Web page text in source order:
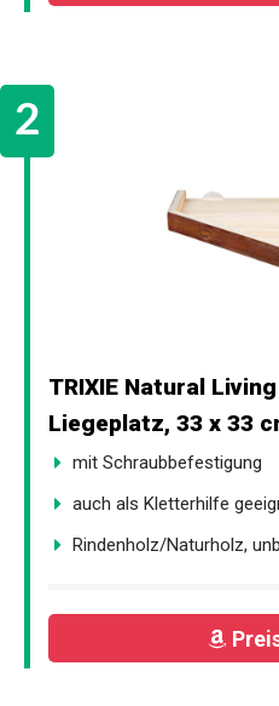
TRIXIE Natural
Liegeplatz, 33 x 33
mit Schraubbefestigung
auch als Kletterhilfe
Rindenholz/Naturholz,